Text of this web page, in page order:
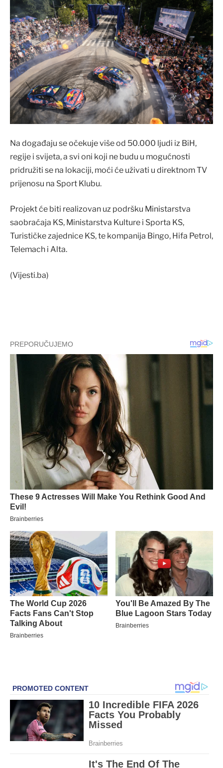
Na događaju se očekuje više od 50.000 ljudi iz BiH,
regije i svijeta, a svi oni koji ne budu u mogućnosti
pridružiti se na lokaciji, moći će uživati u direktnom TV
prijenosu na Sport Klubu.
Projekt će biti realizovan uz podršku Ministarstva
saobraćaja KS, Ministarstva Kulture i Sporta KS,
Turističke zajednice KS, te kompanija Bingo, Hifa Petrol,
Telemach i Alta.
(Vijesti.ba)